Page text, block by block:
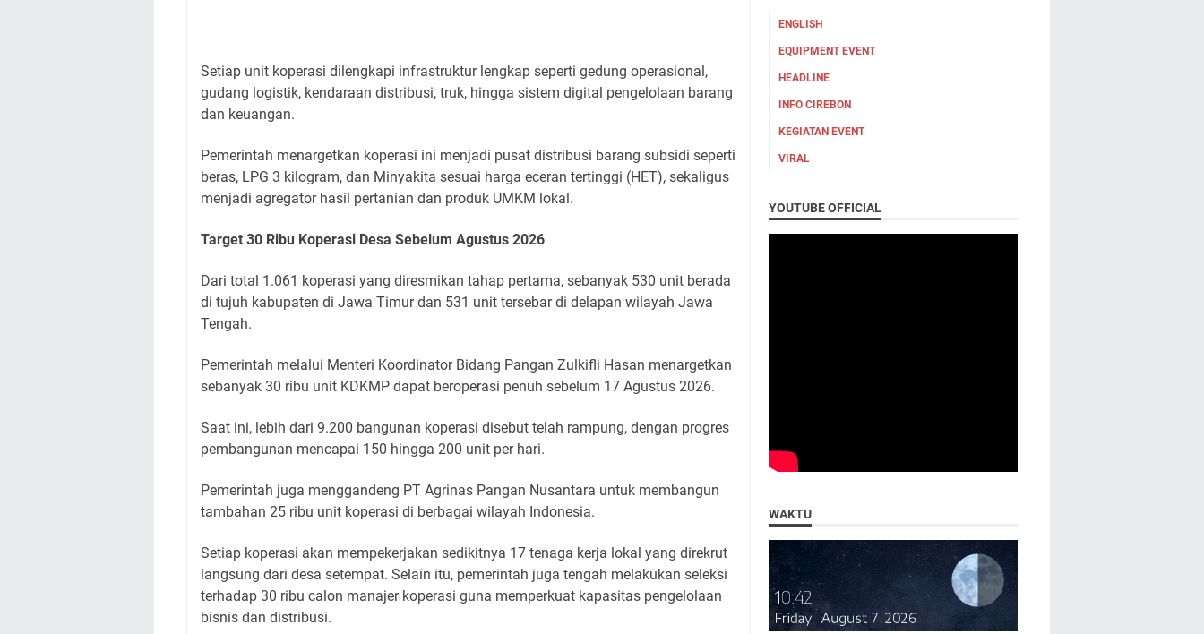
Setiap unit koperasi dilengkapi infrastruktur lengkap seperti gedung operasional,
gudang logistik, kendaraan distribusi, truk, hingga sistem digital pengelolaan barang
dan keuangan.
Pemerintah menargetkan koperasi ini menjadi pusat distribusi barang subsidi seperti
beras, LPG 3 kilogram, dan Minyakita sesuai harga eceran tertinggi (HET), sekaligus
menjadi agregator hasil pertanian dan produk UMKM lokal.
Target 30 Ribu Koperasi Desa Sebelum Agustus 2026
Dari total 1.061 koperasi yang diresmikan tahap pertama, sebanyak 530 unit berada
di tujuh kabupaten di Jawa Timur dan 531 unit tersebar di delapan wilayah Jawa
Tengah.
Pemerintah melalui Menteri Koordinator Bidang Pangan Zulkifli Hasan menargetkan
sebanyak 30 ribu unit KDKMP dapat beroperasi penuh sebelum 17 Agustus 2026.
Saat ini, lebih dari 9.200 bangunan koperasi disebut telah rampung, dengan progres
pembangunan mencapai 150 hingga 200 unit per hari.
Pemerintah juga menggandeng PT Agrinas Pangan Nusantara untuk membangun
tambahan 25 ribu unit koperasi di berbagai wilayah Indonesia.
Setiap koperasi akan mempekerjakan sedikitnya 17 tenaga kerja lokal yang direkrut
langsung dari desa setempat. Selain itu, pemerintah juga tengah melakukan seleksi
terhadap 30 ribu calon manajer koperasi guna memperkuat kapasitas pengelolaan
bisnis dan distribusi.
ENGLISH
EQUIPMENT EVENT
HEADLINE
INFO CIREBON
KEGIATAN EVENT
VIRAL
YOUTUBE OFFICIAL
WAKTU